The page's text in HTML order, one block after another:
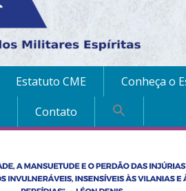
Estatuto CME Conheça o
Contato